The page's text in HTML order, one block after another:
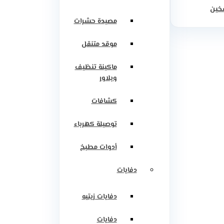
مصيدة حشرات
موقد متنقل
ماكينة تنظيف
وبلاور
كشافات
توصيلة كهرباء
أدوات مطبخ
دفايات
دفايات زيتيه
دفايات